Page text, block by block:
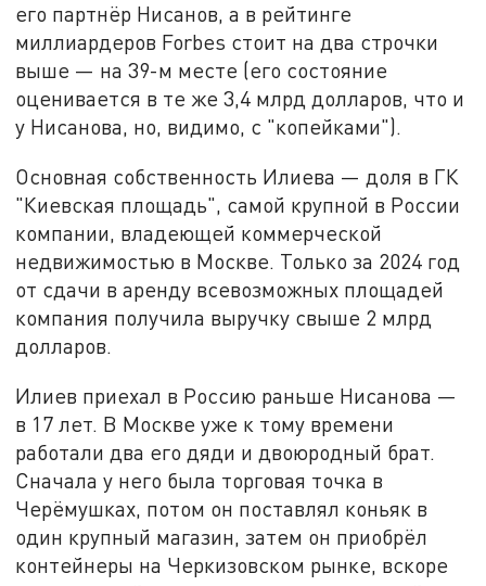
его партнёр Нисанов, а в рейтинге
миллиардеров Forbes стоит на два строчки
выше — на 39-м месте (его состояние
оценивается в те же 3,4 млрд долларов, что и
у Нисанова, но, видимо, с "копейками").
Основная собственность Илиева — доля в ГК
"Киевская площадь", самой крупной в России
компании, владеющей коммерческой
недвижимостью в Москве. Только за 2024 год
от сдачи в аренду всевозможных площадей
компания получила выручку свыше 2 млрд
долларов.
Илиев приехал в Россию раньше Нисанова —
в 17 лет. В Москве уже к тому времени
работали два его дяди и двоюродный брат.
Сначала у него была торговая точка в
Черёмушках, потом он поставлял коньяк в
один крупный магазин, затем он приобрёл
контейнеры на Черкизовском рынке, вскоре